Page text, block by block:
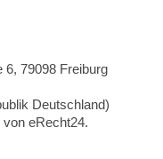
79098 Freiburg
Deutschland)
eRecht24.